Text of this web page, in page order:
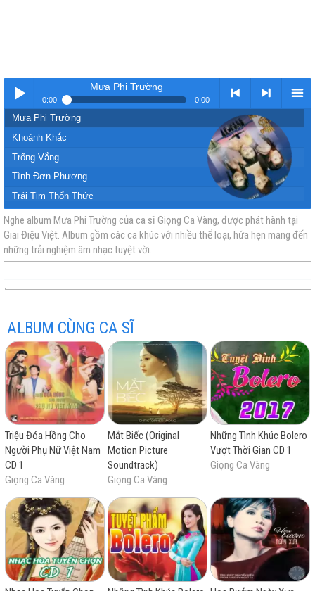
Nhạc
vàng
trữ
tình
Mưa Phi Trường
0:00 0:00
< Kho
nhạc
trực
tuyến
>
Nhạc
chất
lượng
cao
Kho
nhạc
miễn
phí
Mưa Phi Trường
Khoảnh Khắc
Trống Vắng
Tình Đơn Phương
Trái Tim Thổn Thức
Liên Khúc Còn Lại Nỗi Cô Đơn
Liên Khúc Vào Hạ - ShaLaLa
Kiếp Phiêu Bồng
Nghe album Mưa Phi Trường của ca sĩ Giọng Ca Vàng, được phát hành tại
Giai Điệu Việt. Album gồm các ca khúc với nhiều thể loại, hứa hẹn mang đến
những trải nghiệm âm nhạc tuyệt vời.
ALBUM CÙNG CA SĨ
Triệu Đóa Hồng Cho
Người Phụ Nữ Việt Nam
CD 1
Giọng Ca Vàng
Mắt Biếc (Original
Motion Picture
Soundtrack)
Giọng Ca Vàng
Những Tình Khúc Bolero
Vượt Thời Gian CD 1
Giọng Ca Vàng